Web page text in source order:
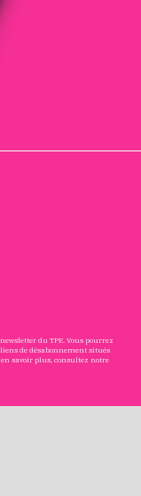
du TPE. Vous pourrez
de désabonnement situés
en savoir plus, consultez notre